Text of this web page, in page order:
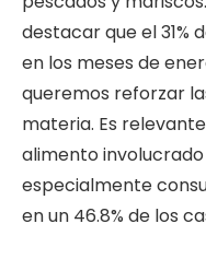
destacar que el 31%
en los meses de
queremos reforzar
materia. Es
alimento
especialmente
en un 46.8% de los